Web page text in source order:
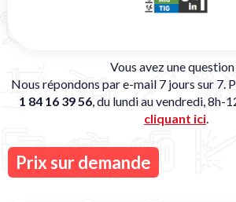
Vous avez une question
Nous répondons par e-mail 7 jours sur 7.
1 84 16 39 56, du lundi au vendredi, 8h-
cliquant ici.
Prix sur demande